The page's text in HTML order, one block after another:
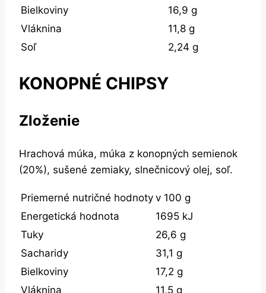
Bielkoviny
16,9 g
Vláknina
11,8 g
Soľ
2,24 g
KONOPNÉ CHIPSY
Zloženie
Hrachová múka, múka z konopných semienok
(20%), sušené zemiaky, slnečnicový olej, soľ.
Priemerné nutričné hodnoty v 100 g
Energetická hodnota
1695 kJ
Tuky
26,6 g
Sacharidy
31,1 g
Bielkoviny
17,2 g
Vláknina
11,5 g